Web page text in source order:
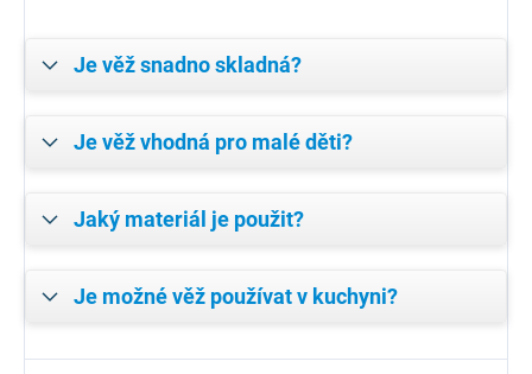
Je věž snadno skladná?
Je věž vhodná pro malé děti?
Jaký materiál je použit?
Je možné věž používat v kuchyni?